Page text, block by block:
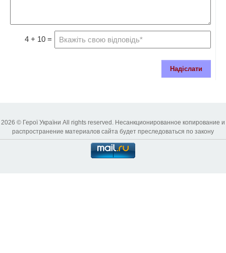
4 + 10 =
Надіслати
2026 © Герої України All rights reserved. Несанкционированное копирование и
распространение материалов сайта будет преследоваться по закону